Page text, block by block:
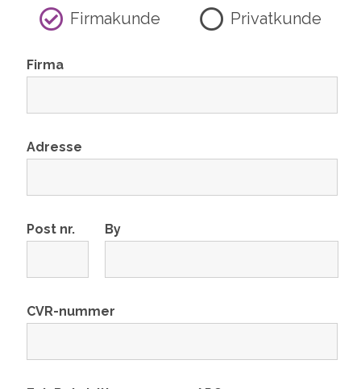
Firmakunde Privatkunde
Firma
Adresse
Post nr. By
CVR-nummer